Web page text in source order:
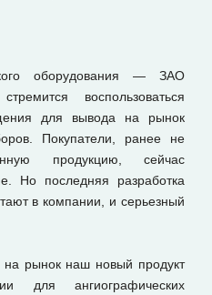
оборудования — ЗАО
воспользоваться
для вывода на рынок
Покупатели, ранее не
продукцию, сейчас
Но последняя разработка
в компании, и серьезный
рынок наш новый продукт
для ангиографических